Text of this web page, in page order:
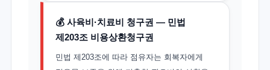
💰 사육비·치료비 청구권 — 민법
제203조 비용상환청구권
민법 제203조에 따라 점유자는 회복자에게